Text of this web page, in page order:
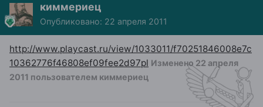
киммериец
Опубликовано: 22 апреля 2011
http://www.playcast.ru/view/1033011/f70251846008e7c
10362776f46808ef09fee2d97pl Изменено 22 апреля
2011 пользователем киммериец